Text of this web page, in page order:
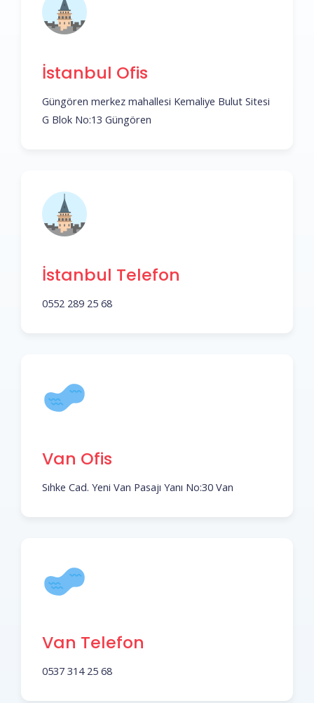
İstanbul Ofis
Güngören merkez mahallesi Kemaliye Bulut Sitesi
G Blok No:13 Güngören
İstanbul Telefon
0552 289 25 68
Van Ofis
Sıhke Cad. Yeni Van Pasajı Yanı No:30 Van
Van Telefon
0537 314 25 68